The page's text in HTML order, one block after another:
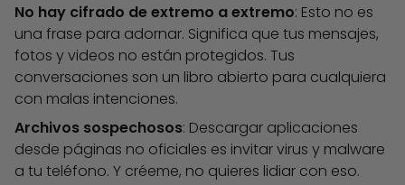
No hay cifrado de extremo a extremo: Esto no es
una frase para adornar. Significa que tus mensajes,
fotos y videos no están protegidos. Tus
conversaciones son un libro abierto para cualquiera
con malas intenciones.
Archivos sospechosos: Descargar aplicaciones
desde páginas no oficiales es invitar virus y malware
a tu teléfono. Y créeme, no quieres lidiar con eso.